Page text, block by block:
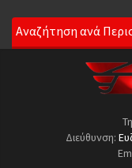
Αναζήτηση ανά
Διεύθυνση: